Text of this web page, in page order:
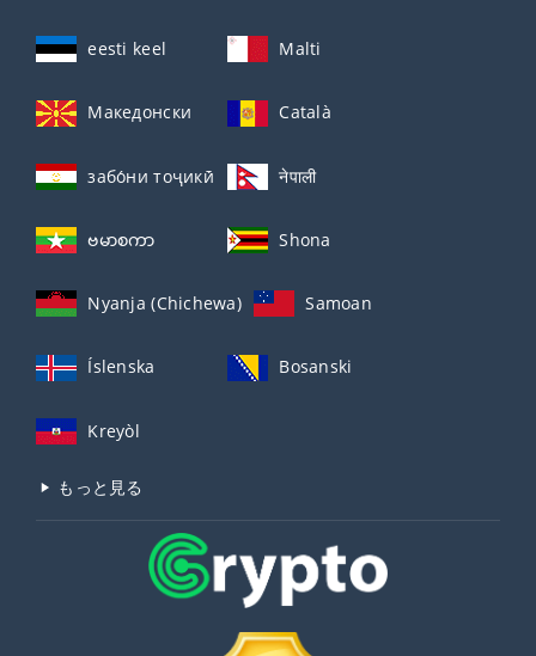
eesti keel Malti
Македонски Català
забо́ни тоҷикӣ́ नेपाली
ဗမာစကာ Shona
Nyanja (Chichewa) Samoan
Íslenska Bosanski
Kreyòl
もっと見る